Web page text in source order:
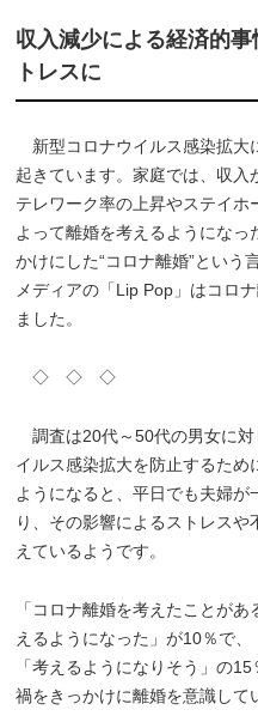
収入減少による経済的
トレスに
新型コロナウイルス感染拡大
起きています。家庭では、収入
テレワーク率の上昇やステイホ
よって離婚を考えるようにな
かけにした“コロナ離婚”という
メディアの「Lip Pop」はコロ
ました。
◇ ◇ ◇
調査は20代～50代の男女に対
イルス感染拡大を防止するため
ようになると、平日でも夫婦
り、その影響によるストレス
えているようです。
「コロナ離婚を考えたことが
えるようになった」が10％で、
「考えるようになりそう」の
禍をきっかけに離婚を意識して